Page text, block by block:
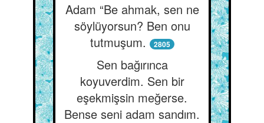
Adam “Be ahmak, sen ne
söylüyorsun? Ben onu
tutmuşum.
2805
Sen bağırınca
koyuverdim. Sen bir
eşekmişsin meğerse.
Bense seni adam sandım.